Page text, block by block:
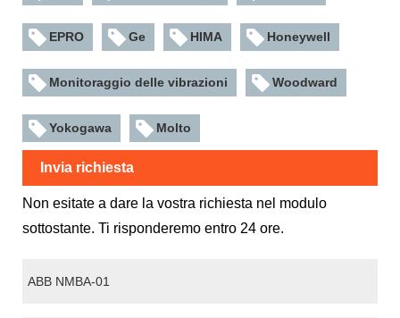
EPRO Ge HIMA Honeywell
Monitoraggio delle vibrazioni Woodward
Yokogawa Molto
Invia richiesta
Non esitate a dare la vostra richiesta nel modulo
sottostante. Ti risponderemo entro 24 ore.